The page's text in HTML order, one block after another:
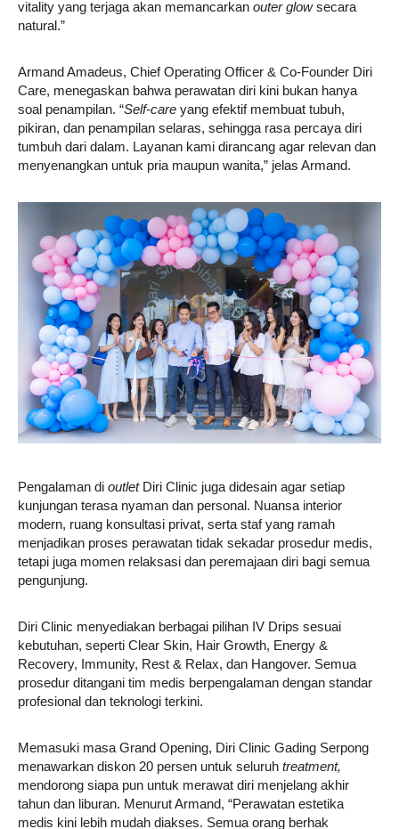
vitality yang terjaga akan memancarkan outer glowsecara
natural.”
Armand Amadeus, Chief Operating Officer & Co-Founder Diri
Care, menegaskan bahwa perawatan diri kini bukan hanya
soal penampilan. “Self-care yang efektif membuat tubuh,
pikiran, dan penampilan selaras, sehingga rasa percaya diri
tumbuh dari dalam. Layanan kami dirancang agar relevan dan
menyenangkan untuk pria maupun wanita,” jelas Armand.
Pengalaman di outletDiri Clinic juga didesain agar setiap
kunjungan terasa nyaman dan personal. Nuansa interior
modern, ruang konsultasi privat, serta staf yang ramah
menjadikan proses perawatan tidak sekadar prosedur medis,
tetapi juga momen relaksasi dan peremajaan diri bagi semua
pengunjung.
Diri Clinic menyediakan berbagai pilihan IV Drips sesuai
kebutuhan, seperti Clear Skin, Hair Growth, Energy &
Recovery, Immunity, Rest & Relax, dan Hangover. Semua
prosedur ditangani tim medis berpengalaman dengan standar
profesional dan teknologi terkini.
Memasuki masa Grand Opening, Diri Clinic Gading Serpong
menawarkan diskon 20 persen untuk seluruh treatment,
mendorong siapa pun untuk merawat diri menjelang akhir
tahun dan liburan. Menurut Armand, “Perawatan estetika
medis kini lebih mudah diakses. Semua orang berhak